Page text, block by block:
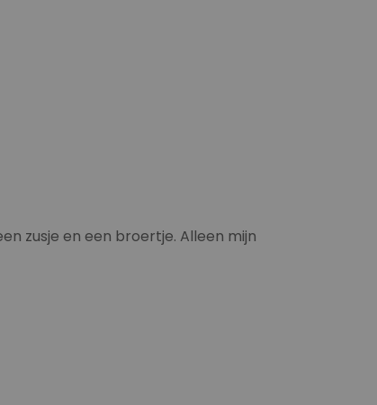
zusje en een broertje. Alleen mijn